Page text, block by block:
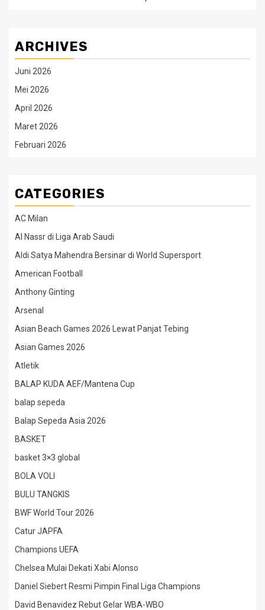
ARCHIVES
Juni 2026
Mei 2026
April 2026
Maret 2026
Februari 2026
CATEGORIES
AC Milan
Al Nassr di Liga Arab Saudi
Aldi Satya Mahendra Bersinar di World Supersport
American Football
Anthony Ginting
Arsenal
Asian Beach Games 2026 Lewat Panjat Tebing
Asian Games 2026
Atletik
BALAP KUDA AEF/Mantena Cup
balap sepeda
Balap Sepeda Asia 2026
BASKET
basket 3×3 global
BOLA VOLI
BULU TANGKIS
BWF World Tour 2026
Catur JAPFA
Champions UEFA
Chelsea Mulai Dekati Xabi Alonso
Daniel Siebert Resmi Pimpin Final Liga Champions
David Benavidez Rebut Gelar WBA-WBO